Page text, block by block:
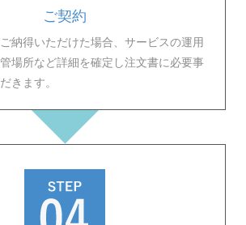
ご契約
納得いただけた場合、サービスの運用
場所など詳細を確定し注文書に必要事
きます。